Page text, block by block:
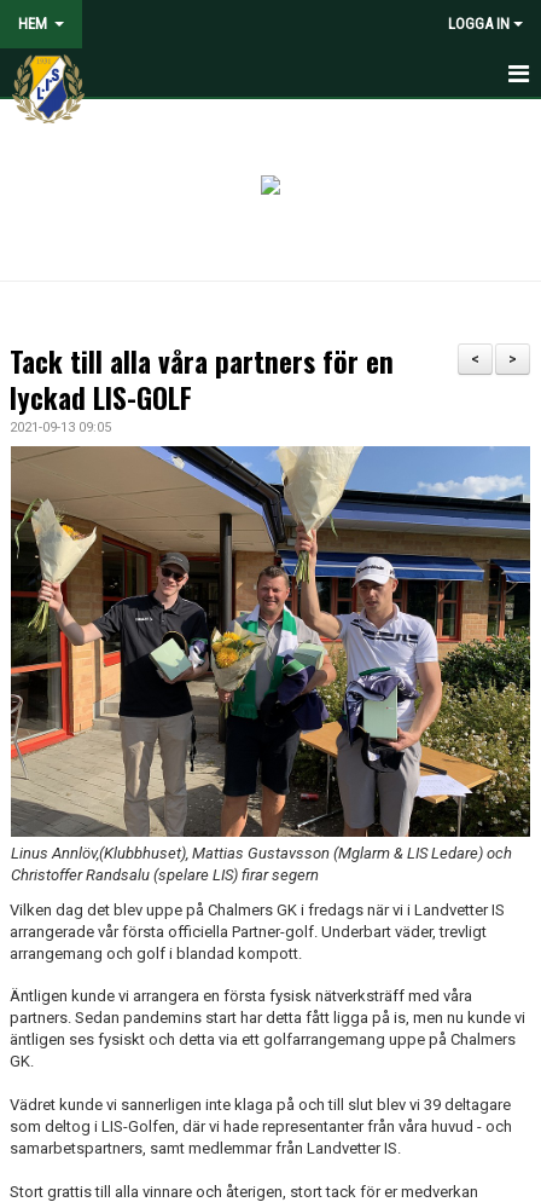
HEM LOGGA IN
HEM
BLI PARTNER TILL LIS
STÖDMEDLEM
LEDARE
POLICYDOKUMENT
KALENDER
EVENEMANG
MEDIA
KONTAKT
FOTBOLLSSKOLA 2026
>
<
Tack till alla våra partners för en
lyckad LIS-GOLF
2021-09-13 09:05
Linus Annlöv,(Klubbhuset), Mattias Gustavsson (Mglarm & LIS Ledare) och
Christoffer Randsalu (spelare LIS) firar segern
Vilken dag det blev uppe på Chalmers GK i fredags när vi i Landvetter IS
arrangerade vår första officiella Partner-golf. Underbart väder, trevligt
arrangemang och golf i blandad kompott.
Äntligen kunde vi arrangera en första fysisk nätverksträff med våra
partners. Sedan pandemins start har detta fått ligga på is, men nu kunde vi
äntligen ses fysiskt och detta via ett golfarrangemang uppe på Chalmers
GK.
Vädret kunde vi sannerligen inte klaga på och till slut blev vi 39 deltagare
som deltog i LIS-Golfen, där vi hade representanter från våra huvud - och
samarbetspartners, samt medlemmar från Landvetter IS.
Stort grattis till alla vinnare och återigen, stort tack för er medverkan